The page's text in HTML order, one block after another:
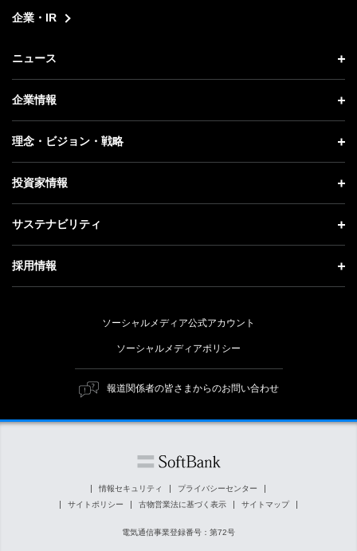
企業・IR
ニュース
ニュース トップ
プレスリリース
更新情報
記者説明会
企業情報
企業情報 トップ
社長メッセージ
事業紹介
ガバナンス
理念・ビジョン・戦略
理念・ビジョン・戦略 トップ
成長戦略「Activate AI for Society」
人材戦略
投資家情報
投資家情報 トップ
経営方針
個人投資家の皆さまへ
株式と社債について
サステナビリティ
サステナビリティ トップ
トップメッセージ
ESG方針・体制
マテリアリティ（重要課題）
ESGの主な取り組み
外部評価・イニシアチブ
採用情報
障がい者採用
ソーシャルメディア公式アカウント
ソーシャルメディアポリシー
報道関係者の皆さまからのお問い合わせ
情報セキュリティ
プライバシーセンター
サイトポリシー
古物営業法に基づく表示 サイトマップ
電気通信事業登録番号：第72号